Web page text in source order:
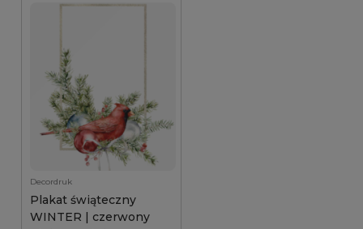
Decordruk
Plakat świąteczny
WINTER | czerwony